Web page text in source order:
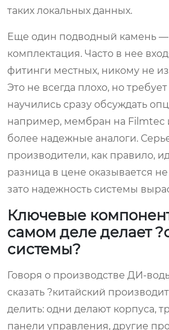
таких локальных данных.
Еще один подводный камень —
комплектация. Часто в нее
фитинги местных, никому не
Это не всегда плохо, но
научились сразу обсуждать
например, мембран на Filmtec
более надежные аналоги.
производители, как правило,
разница в цене оказывается
зато надежность системы
Ключевые
самом деле делает
системы?
Говоря о производстве ДИ-
сказать ?китайский
делить: одни делают корпуса,
панели управления, другие